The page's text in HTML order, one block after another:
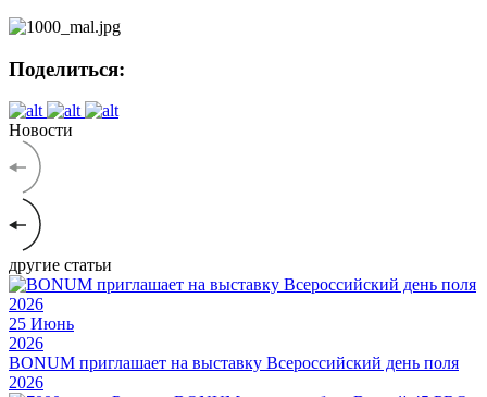
Поделиться:
Новости
другие статьи
25 Июнь
2026
BONUM приглашает на выставку Всероссийский день поля
2026